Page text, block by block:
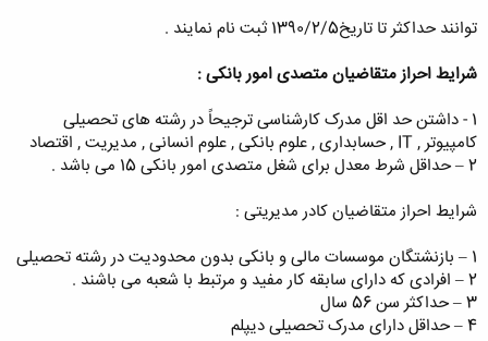
توانند حداکثر تا تاریخ1390/2/5 ثبت نام نمایند .
شرایط احراز متقاضیان متصدی امور بانکی :
1 - داشتن حد اقل مدرک کارشناسی ترجیحاً در رشته های تحصیلی
کامپیوتر , IT , حسابداری , علوم بانکی , علوم انسانی , مدیریت , اقتصاد
2 – حداقل شرط معدل برای شغل متصدی امور بانکی 15 می باشد .
شرایط احراز متقاضیان کادر مدیریتی :
1 – بازنشتگان موسسات مالی و بانکی بدون محدودیت در رشته تحصیلی
2 – افرادی که دارای سابقه کار مفید و مرتبط با شعبه می باشند .
3 – حداکثر سن 56 سال
4 – حداقل دارای مدرک تحصیلی دیپلم